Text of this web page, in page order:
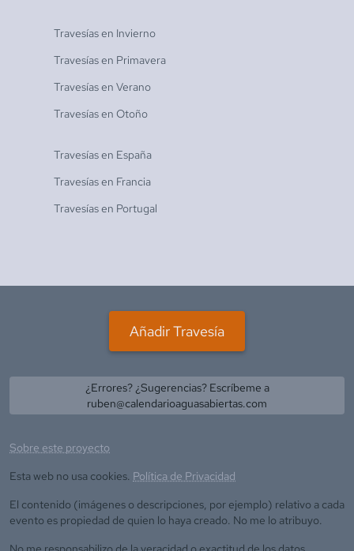
Travesías en Invierno
Travesías en Primavera
Travesías en Verano
Travesías en Otoño
Travesías en España
Travesías en Francia
Travesías en Portugal
Añadir Travesía
¿Errores? ¿Sugerencias? Escríbeme a
ruben@calendarioaguasabiertas.com
Sobre este proyecto
Esta web no usa cookies. Política de Privacidad
El contenido (imágenes o descripciones, por ejemplo) relativo a cada
evento es propiedad de quien lo haya creado. No me lo atribuyo.